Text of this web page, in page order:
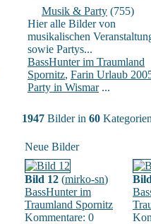
Musik & Party (755)
Hier alle Bilder von
musikalischen
sowie Partys...
BassHunter im Traumland
Spornitz, Farin Urlaub
Party in Wismar...
1947 Bilder in 60
Neue Bilder
Bild 12 (mirko-sn)
BassHunter im
Traumland Spornitz
Kommentare: 0